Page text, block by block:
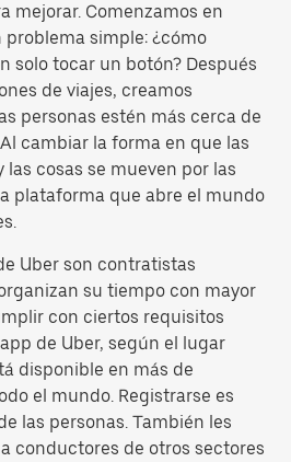
mejorar. Comenzamos en
problema simple: ¿cómo
solo tocar un botón? Después
de viajes, creamos
personas estén más cerca de
cambiar la forma en que las
las cosas se mueven por las
plataforma que abre el mundo
Uber son contratistas
su tiempo con mayor
con ciertos requisitos
de Uber, según el lugar
disponible en más de
el mundo. Registrarse es
las personas. También les
conductores de otros sectores